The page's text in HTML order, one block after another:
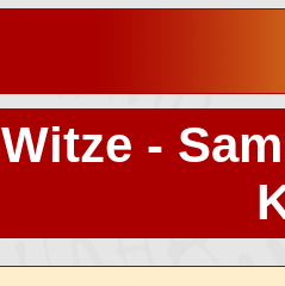
Witze -